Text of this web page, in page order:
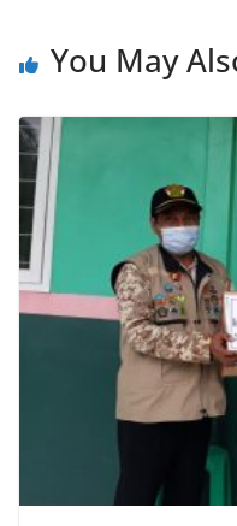
You May